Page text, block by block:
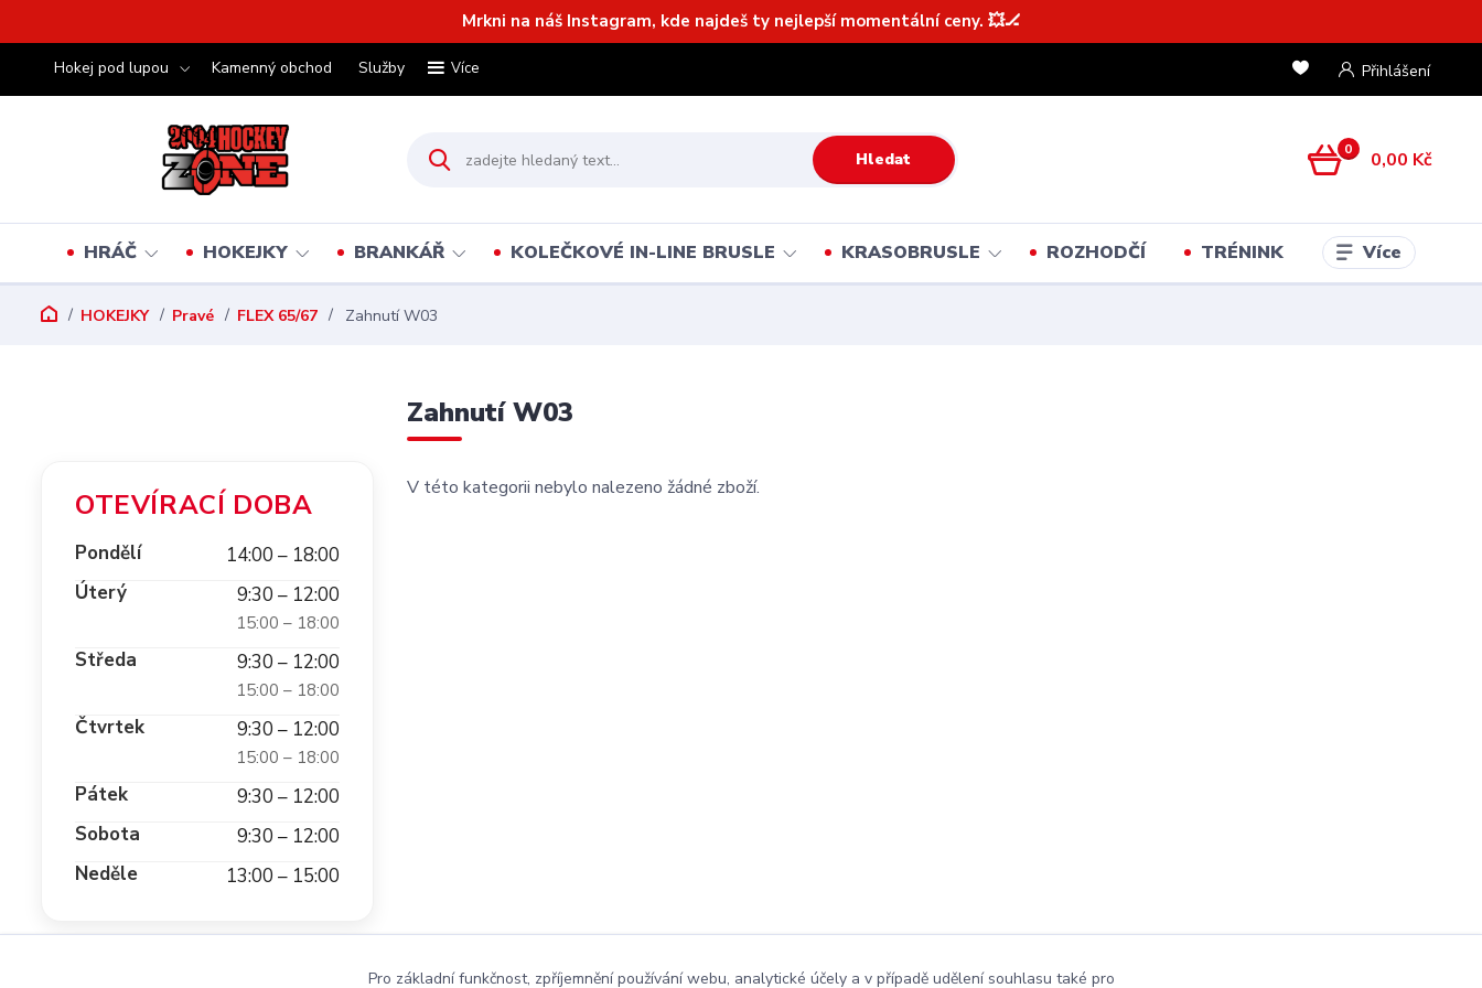
Mrkni na náš Instagram, kde najdeš ty nejlepší momentální ceny. 💥🏒
Hokej pod lupou Kamenný obchod Služby Více Přihlášení
Hledat 0 0,00 Kč
HRÁČ HOKEJKY BRANKÁŘ KOLEČKOVÉ IN-LINE BRUSLE KRASOBRUSLE ROZHODČÍ TRÉNINK Více
HOKEJKY Pravé FLEX 65/67 Zahnutí W03
Zahnutí W03
V této kategorii nebylo nalezeno žádné zboží.
OTEVÍRACÍ DOBA
Pondělí
14:00 – 18:00
Úterý
9:30 – 12:00
15:00 – 18:00
Středa 9:30 – 12:00
15:00 – 18:00
Čtvrtek 9:30 – 12:00
15:00 – 18:00
Pátek
9:30 – 12:00
Sobota
9:30 – 12:00
Neděle
13:00 – 15:00
Pro základní funkčnost, zpříjemnění používání webu, analytické účely a v případě udělení souhlasu také pro